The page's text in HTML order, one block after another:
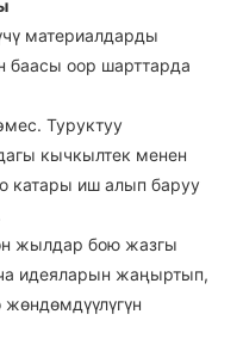
материалдарды
баасы оор шарттарда
Туруктуу
кычкылтек менен
катары иш алып баруу
жылдар бою жазгы
идеяларын жаңыртып,